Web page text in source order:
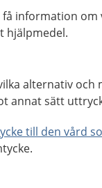
få information om
hjälpmedel.
alternativ och
annat sätt
till den vård